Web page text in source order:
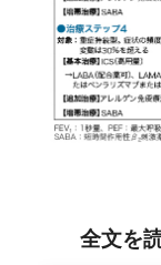
全文を